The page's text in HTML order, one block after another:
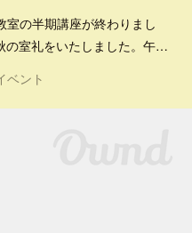
室の半期講座が終わりまし
の室礼をいたしました。午…
ベント